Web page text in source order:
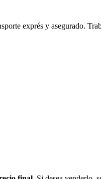
exprés y asegurado.